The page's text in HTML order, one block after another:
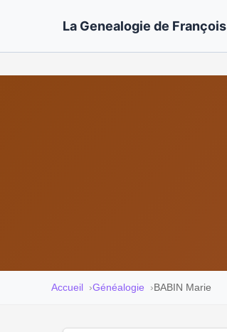
La Genealogie de François
Accueil Généalogie BABIN Marie